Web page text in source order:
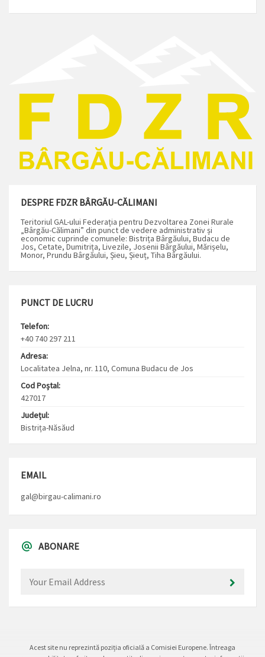
DESPRE FDZR BÂRGĂU-CĂLIMANI
Teritoriul GAL-ului Federația pentru Dezvoltarea Zonei Rurale
„Bârgău-Călimani” din punct de vedere administrativ și
economic cuprinde comunele: Bistrița Bârgăului, Budacu de
Jos, Cetate, Dumitrița, Livezile, Josenii Bârgăului, Mărișelu,
Monor, Prundu Bârgăului, Șieu, Șieuț, Tiha Bârgăului.
PUNCT DE LUCRU
Telefon:
+40 740 297 211
Adresa:
Localitatea Jelna, nr. 110, Comuna Budacu de Jos
Cod Poștal:
427017
Județul:
Bistrița-Năsăud
EMAIL
gal@birgau-calimani.ro
ABONARE
Acest site nu reprezintă poziția oficială a Comisiei Europene. Întreaga